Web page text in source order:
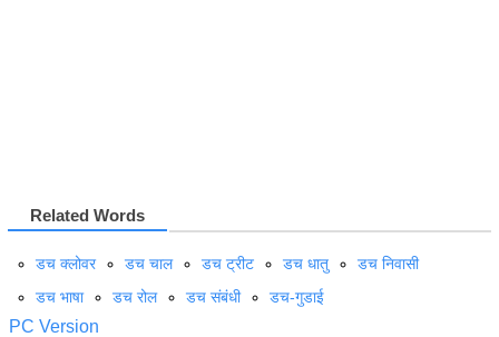
Related Words
डच क्लोवर डच चाल डच ट्रीट डच धातु
डच निवासी
डच भाषा
डच रोल डच संबंधी डच-गुडाई
PC Version